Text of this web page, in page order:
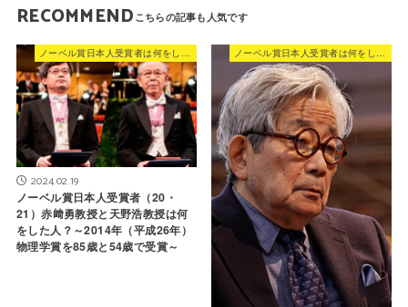
RECOMMEND
ノーベル賞日本人受賞者は何をした人？
2024.02.19
ノーベル賞日本人受賞者（20・
21）赤﨑勇教授と天野浩教授は何
をした人？～2014年（平成26年）
物理学賞を85歳と54歳で受賞～
ノーベル賞日本人受賞者は何をした人？